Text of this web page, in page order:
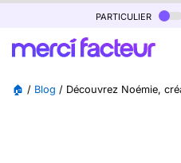
particulier
🏠 / Blog / Découvrez Noémie,